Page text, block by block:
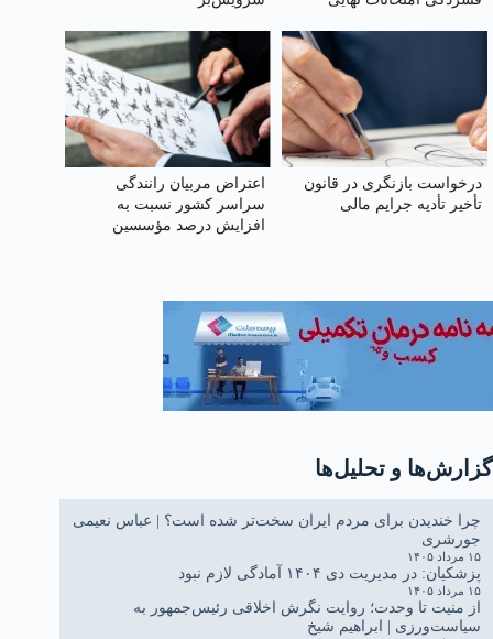
درخواست بازنگری در قانون
تأخیر تأدیه جرایم مالی
اعتراض مربیان رانندگی
سراسر کشور نسبت به
افزایش درصد مؤسسین
گزارش‌ها و تحلیل‌ها
چرا خندیدن برای مردم ایران سخت‌تر شده است؟ | عباس نعیمی
جورشری
۱۵ مرداد ۱۴۰۵
پزشکیان: در مدیریت دی ۱۴۰۴ آمادگی لازم نبود
۱۵ مرداد ۱۴۰۵
از منیت تا وحدت؛ روایت نگرش اخلاقی رئیس‌جمهور به
سیاست‌ورزی | ابراهیم شیخ